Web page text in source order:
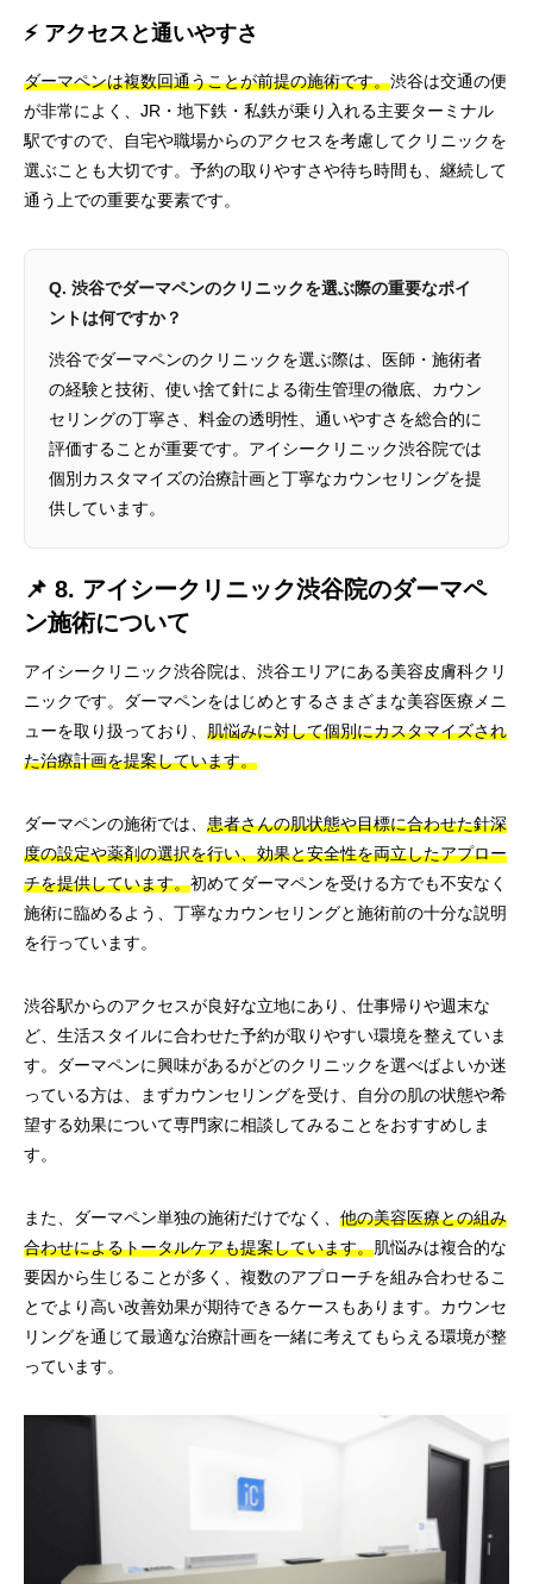
⚡ アクセスと通いやすさ
ダーマペンは複数回通うことが前提の施術です。渋谷は交通の便
が非常によく、JR・地下鉄・私鉄が乗り入れる主要ターミナル
駅ですので、自宅や職場からのアクセスを考慮してクリニックを
選ぶことも大切です。予約の取りやすさや待ち時間も、継続して
通う上での重要な要素です。
Q. 渋谷でダーマペンのクリニックを選ぶ際の重要なポイ
ントは何ですか？
渋谷でダーマペンのクリニックを選ぶ際は、医師・施術者
の経験と技術、使い捨て針による衛生管理の徹底、カウン
セリングの丁寧さ、料金の透明性、通いやすさを総合的に
評価することが重要です。アイシークリニック渋谷院では
個別カスタマイズの治療計画と丁寧なカウンセリングを提
供しています。
📌 8. アイシークリニック渋谷院のダーマペ
ン施術について
アイシークリニック渋谷院は、渋谷エリアにある美容皮膚科クリ
ニックです。ダーマペンをはじめとするさまざまな美容医療メニ
ューを取り扱っており、 肌悩みに対して個別にカスタマイズされ
た治療計画を提案しています。
ダーマペンの施術では、 患者さんの肌状態や目標に合わせた針深
度の設定や薬剤の選択を行い、効果と安全性を両立したアプロー
チを提供しています。初めてダーマペンを受ける方でも不安なく
施術に臨めるよう、丁寧なカウンセリングと施術前の十分な説明
を行っています。
渋谷駅からのアクセスが良好な立地にあり、仕事帰りや週末な
ど、生活スタイルに合わせた予約が取りやすい環境を整えていま
す。ダーマペンに興味があるがどのクリニックを選べばよいか迷
っている方は、まずカウンセリングを受け、自分の肌の状態や希
望する効果について専門家に相談してみることをおすすめしま
す。
また、ダーマペン単独の施術だけでなく、 他の美容医療との組み
合わせによるトータルケアも提案しています。肌悩みは複合的な
要因から生じることが多く、複数のアプローチを組み合わせるこ
とでより高い改善効果が期待できるケースもあります。カウンセ
リングを通じて最適な治療計画を一緒に考えてもらえる環境が整
っています。